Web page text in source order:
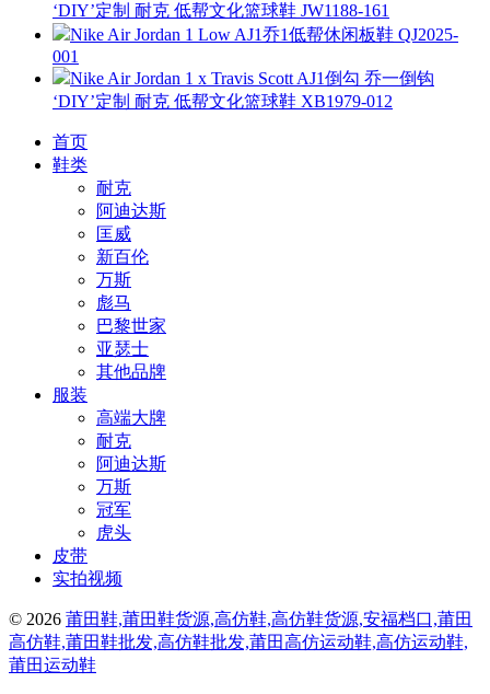
‘DIY’定制 耐克 低帮文化篮球鞋 JW1188-161
Nike Air Jordan 1 Low AJ1乔1低帮休闲板鞋 QJ2025-
001
Nike Air Jordan 1 x Travis Scott AJ1倒勾 乔一倒钩
‘DIY’定制 耐克 低帮文化篮球鞋 XB1979-012
首页
鞋类
耐克
阿迪达斯
匡威
新百伦
万斯
彪马
巴黎世家
亚瑟士
其他品牌
服装
高端大牌
耐克
阿迪达斯
万斯
冠军
虎头
皮带
实拍视频
© 2026 莆田鞋,莆田鞋货源,高仿鞋,高仿鞋货源,安福档口,莆田
高仿鞋,莆田鞋批发,高仿鞋批发,莆田高仿运动鞋,高仿运动鞋,
莆田运动鞋